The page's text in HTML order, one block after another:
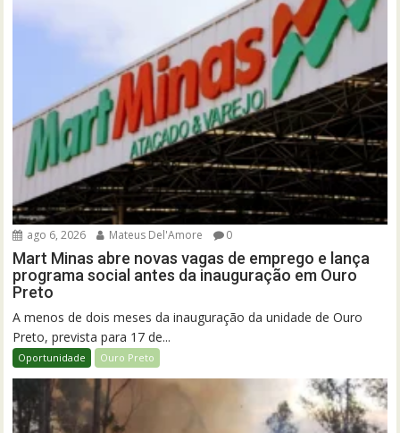
ago 6, 2026 Mateus Del'Amore 0
Mart Minas abre novas vagas de emprego e lança
programa social antes da inauguração em Ouro
Preto
A menos de dois meses da inauguração da unidade de Ouro
Preto, prevista para 17 de...
Oportunidade Ouro Preto